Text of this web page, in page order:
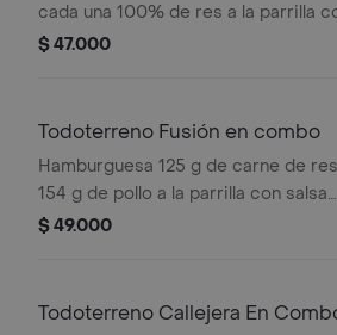
cada una 100% de res a la parrilla
salsa bbq, queso mozzarella, lechuga,
$ 47.000
Todoterreno Fusión en combo
Hamburguesa 125 g de carne de
154 g de pollo a la parrilla con salsa
BBQ, tocineta, queso mozzarella,
medianas (Corral o cascos) +
$ 49.000
Todoterreno Callejera En